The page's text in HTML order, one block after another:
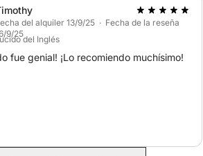
del alquiler 13/9/25 · Fecha de la reseña
9/25
del Inglés
fue genial! ¡Lo recomiendo muchísimo!